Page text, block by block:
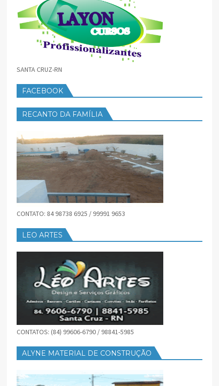
SANTA CRUZ-RN
FACEBOOK
RECANTO DA FAMÍLIA
CONTATO: 84 98738 6925 / 99991 9653
LEO ARTES
CONTATOS: (84) 99606-6790 / 98841-5985
ALYNE MATERIAL DE CONSTRUÇÃO